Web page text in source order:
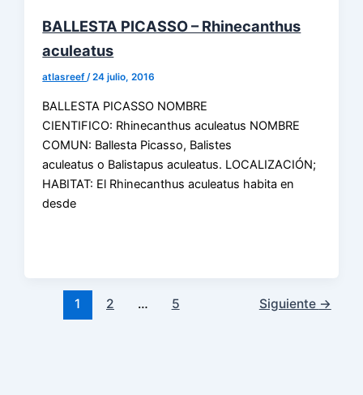
BALLESTA PICASSO – Rhinecanthus
aculeatus
atlasreef/24 julio, 2016
BALLESTA PICASSO NOMBRE
CIENTIFICO: Rhinecanthus aculeatus NOMBRE
COMUN: Ballesta Picasso, Balistes
aculeatus o Balistapus aculeatus. LOCALIZACIÓN;
HABITAT: El Rhinecanthus aculeatus habita en
desde
1 2 … 5 Siguiente →